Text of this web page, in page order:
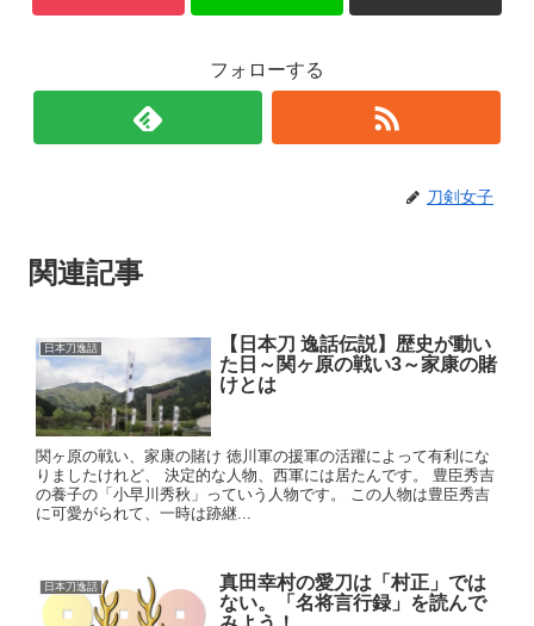
フォローする
刀剣女子
関連記事
日本刀逸話
【日本刀 逸話伝説】歴史が動い
た日～関ヶ原の戦い3～家康の賭
けとは
関ヶ原の戦い、家康の賭け 徳川軍の援軍の活躍によって有利にな
りましたけれど、 決定的な人物、西軍には居たんです。 豊臣秀吉
の養子の「小早川秀秋」っていう人物です。 この人物は豊臣秀吉
に可愛がられて、一時は跡継...
日本刀逸話
真田幸村の愛刀は「村正」では
ない。「名将言行録」を読んで